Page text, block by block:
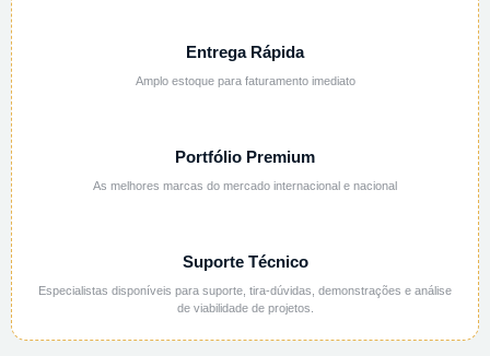
Entrega Rápida
Amplo estoque para faturamento imediato
Portfólio Premium
As melhores marcas do mercado internacional e nacional
Suporte Técnico
Especialistas disponíveis para suporte, tira-dúvidas, demonstrações e análise
de viabilidade de projetos.